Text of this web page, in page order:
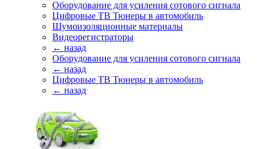
Оборудование для усиления сотового сигнала
Цифровые ТВ Тюнеры в автомобиль
Шумоизоляционные материалы
Видеорегистраторы
← назад
Оборудование для усиления сотового сигнала
← назад
Цифровые ТВ Тюнеры в автомобиль
← назад